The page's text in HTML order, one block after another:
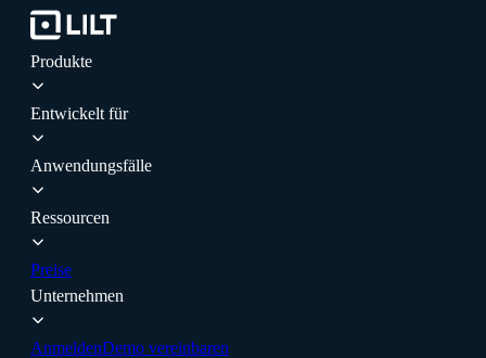
Produkte
Entwickelt für
Anwendungsfälle
Ressourcen
Preise
Unternehmen
AnmeldenDemo vereinbaren